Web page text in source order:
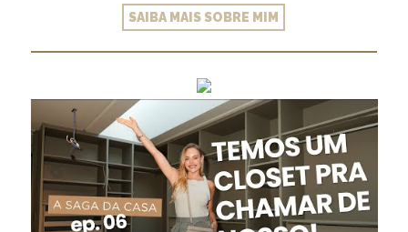
SAIBA MAIS SOBRE MIM